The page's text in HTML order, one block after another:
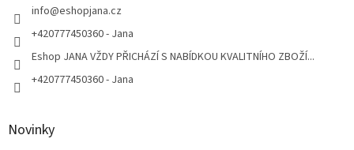
info@eshopjana.cz
+420777450360 - Jana
Eshop JANA VŽDY PŘICHÁZÍ S NABÍDKOU KVALITNÍHO ZBOŽÍ...
+420777450360 - Jana
Novinky